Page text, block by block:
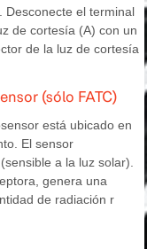
Desconecte el terminal
de cortesía (A) con un
de la luz de cortesía
(sólo FATC)
está ubicado en
El sensor
a la luz solar).
genera una
de radiación r